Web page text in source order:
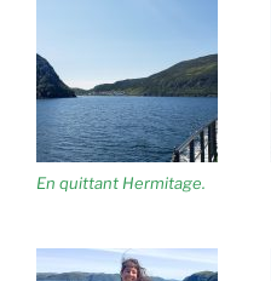
En quittant Hermitage.